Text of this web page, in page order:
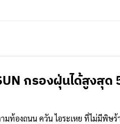
กรองฝุ่นได้สูงสุด
ท้องถนน ควัน ไอระเหย ที่ไม่มีพิษ